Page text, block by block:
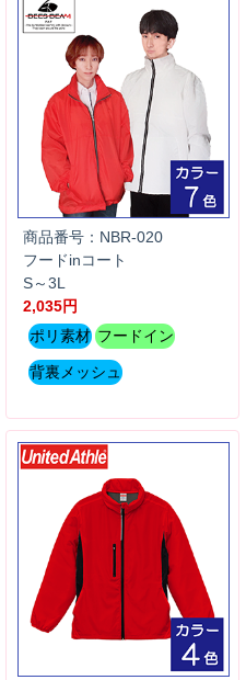
商品番号：NBR-020
フードinコート
S～3L
2,035円
ポリ素材 フードイン
背裏メッシュ